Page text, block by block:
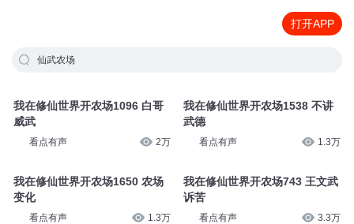
打开APP
仙武农场
我在修仙世界开农场1096 白哥
威武
看点有声 2万
我在修仙世界开农场1650 农场
变化
看点有声 1.3万
我在修仙世界开农场1538 不讲
武德
看点有声 1.3万
我在修仙世界开农场743 王文武
诉苦
看点有声 3.3万